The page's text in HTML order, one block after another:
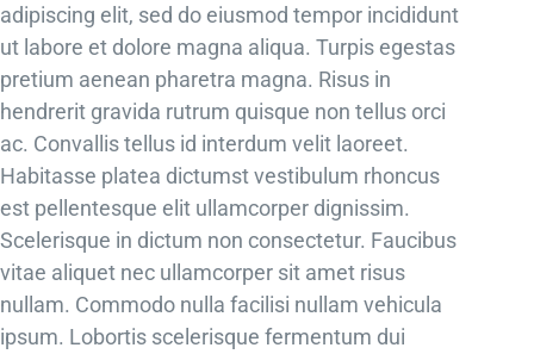
adipiscing elit, sed do eiusmod tempor incididunt
ut labore et dolore magna aliqua. Turpis egestas
pretium aenean pharetra magna. Risus in
hendrerit gravida rutrum quisque non tellus orci
ac. Convallis tellus id interdum velit laoreet.
Habitasse platea dictumst vestibulum rhoncus
est pellentesque elit ullamcorper dignissim.
Scelerisque in dictum non consectetur. Faucibus
vitae aliquet nec ullamcorper sit amet risus
nullam. Commodo nulla facilisi nullam vehicula
ipsum. Lobortis scelerisque fermentum dui